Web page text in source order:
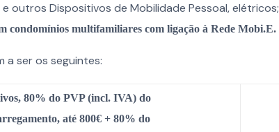
outros Dispositivos de Mobilidade Pessoal, elétricos;
condomínios multifamiliares com ligação à Rede Mobi.E.
a ser os seguintes:
80% do PVP (incl. IVA) do
, até 800€ + 80% do